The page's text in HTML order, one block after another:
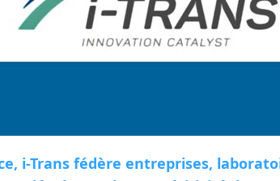
i-Trans fédère entreprises,